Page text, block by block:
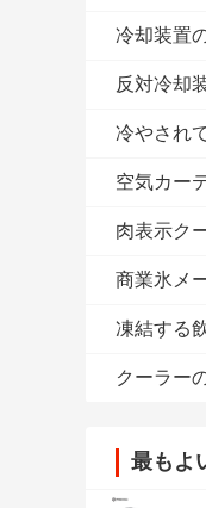
冷却装置
反対冷却
冷やされ
空気カー
肉表示ク
商業氷メ
凍結する
クーラー
最もよ